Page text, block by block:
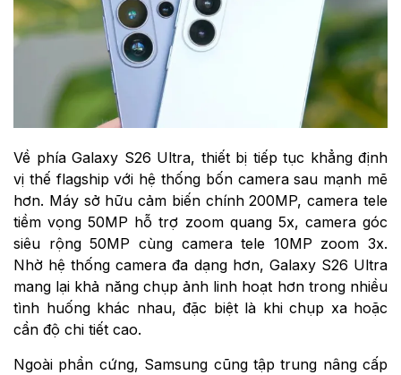
Về phía Galaxy S26 Ultra, thiết bị tiếp tục khẳng định
vị thế flagship với hệ thống bốn camera sau mạnh mẽ
hơn. Máy sở hữu cảm biến chính 200MP, camera tele
tiềm vọng 50MP hỗ trợ zoom quang 5x, camera góc
siêu rộng 50MP cùng camera tele 10MP zoom 3x.
Nhờ hệ thống camera đa dạng hơn, Galaxy S26 Ultra
mang lại khả năng chụp ảnh linh hoạt hơn trong nhiều
tình huống khác nhau, đặc biệt là khi chụp xa hoặc
cần độ chi tiết cao.
Ngoài phần cứng, Samsung cũng tập trung nâng cấp